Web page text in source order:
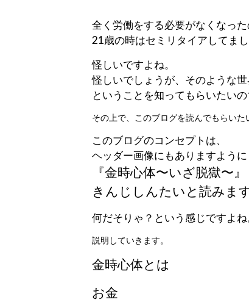
全く労働をする必要がなくなった
21歳の時はセミリタイアしてまし
怪しいですよね。
怪しいでしょうが、そのような
ということを知ってもらいたいの
その上で、このブログを読んでもらいた
このブログのコンセプトは、
ヘッダー画像にもありますように
『金時心体〜いざ脱獄〜』
きんじしんたいと読みます
何だそりゃ？という感じですよね
説明していきます。
金時心体とは
お金